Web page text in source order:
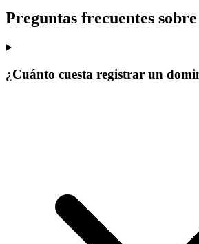
Preguntas frecuentes
¿Cuánto cuesta registrar un